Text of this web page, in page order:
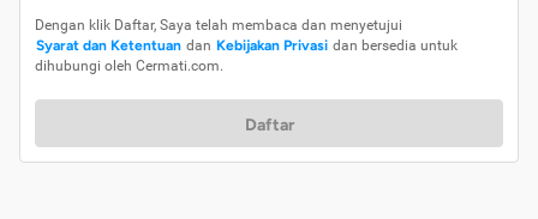
Dengan klik Daftar, Saya telah membaca dan menyetujui
Syarat dan Ketentuan dan Kebijakan Privasi dan bersedia untuk
dihubungi oleh Cermati.com.
Daftar